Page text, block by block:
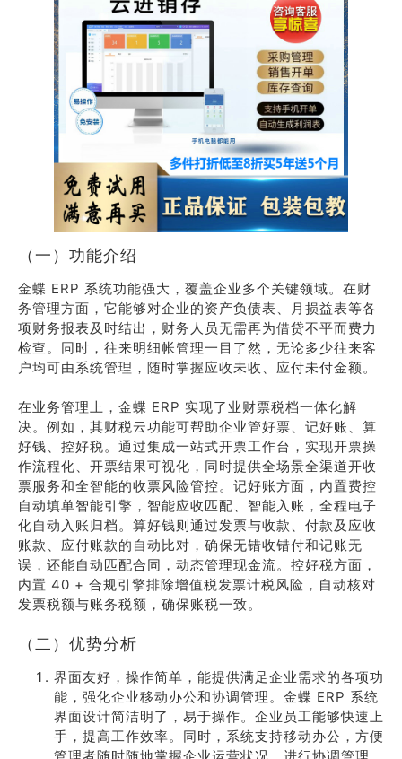
（一）功能介绍
金蝶 ERP 系统功能强大，覆盖企业多个关键领域。在财
务管理方面，它能够对企业的资产负债表、月损益表等各
项财务报表及时结出，财务人员无需再为借贷不平而费力
检查。同时，往来明细帐管理一目了然，无论多少往来客
户均可由系统管理，随时掌握应收未收、应付未付金额。
在业务管理上，金蝶 ERP 实现了业财票税档一体化解
决。例如，其财税云功能可帮助企业管好票、记好账、算
好钱、控好税。通过集成一站式开票工作台，实现开票操
作流程化、开票结果可视化，同时提供全场景全渠道开收
票服务和全智能的收票风险管控。记好账方面，内置费控
自动填单智能引擎，智能应收匹配、智能入账，全程电子
化自动入账归档。算好钱则通过发票与收款、付款及应收
账款、应付账款的自动比对，确保无错收错付和记账无
误，还能自动匹配合同，动态管理现金流。控好税方面，
内置 40 + 合规引擎排除增值税发票计税风险，自动核对
发票税额与账务税额，确保账税一致。
（二）优势分析
界面友好，操作简单，能提供满足企业需求的各项功
能，强化企业移动办公和协调管理。金蝶 ERP 系统
界面设计简洁明了，易于操作。企业员工能够快速上
手，提高工作效率。同时，系统支持移动办公，方便